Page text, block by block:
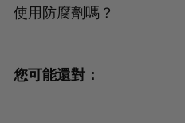
使用防腐劑嗎？
您可能還對：